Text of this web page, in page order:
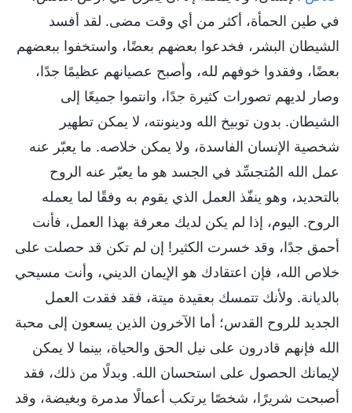
في طين الحمأة، أكثر من أي وقت مضى. لقد أفسد
الشيطان البشر، فخدعوا بعضهم بعضًا، واستخفوا ببعضهم
بعضًا، وفقدوا خوفهم لله، وأصبح عصيانهم عظيمًا جدًا،
وصار لديهم تصورات كثيرة جدًا، وانتموا جميعًا إلى
الشيطان. بدون توبيخ الله ودينونته، لا يمكن تطهير
شخصية الإنسان الفاسدة، ولا يمكن خلاصه. ما يعبّر عنه
عمل الله المُتجسِّد في الجسد هو ما يعبّر عنه الروح
بالتحديد، وهو ينفّذ العمل الذي يقوم به وفقًا لما يعمله
الروح. اليوم، إذا لم يكن لديك معرفة بهذا العمل، فأنت
أحمق جدًا، وقد خسرت الكثير! إن لم تكن قد حصلت على
خلاص الله، فإن اعتقادك هو الإيمان الديني، وأنت مسيحي
بالديانة. ولأنك تتمسك بعقيدة ميتة، فقد فقدت العمل
الجديد للروح القدس؛ أما الآخرون الذين يسعون إلى محبة
الله فإنهم قادرون على نيل الحق والحياة، بينما لا يمكن
لإيمانك الحصول على استحسان الله. وبدلًا من ذلك، فقد
أصبحت شريرًا، شخصًا يرتكب أعمالًا مدمرة وبغيضة، وقد